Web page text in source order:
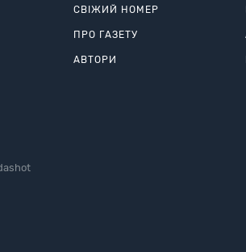
СВІЖИЙ НОМЕР
ПРО ГАЗЕТУ
АВТОРИ